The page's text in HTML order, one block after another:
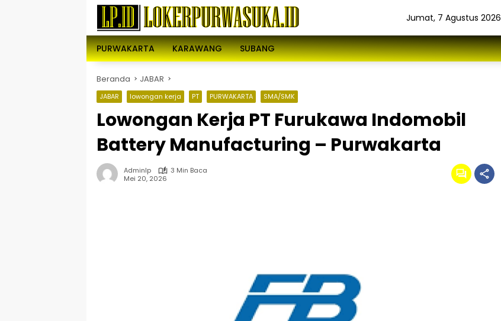
Jumat, 7 Agustus 2026
PURWAKARTA KARAWANG SUBANG
Beranda JABAR
JABAR lowongan kerja PT PURWAKARTA SMA/SMK
Lowongan Kerja PT Furukawa Indomobil
Battery Manufacturing – Purwakarta
Adminlp
3 Min Baca
Mei 20, 2026